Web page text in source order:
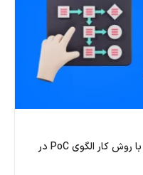
الگوریتم اثبات ظرفیت چیست؟ آشنایی با روش کار الگوی PoC در